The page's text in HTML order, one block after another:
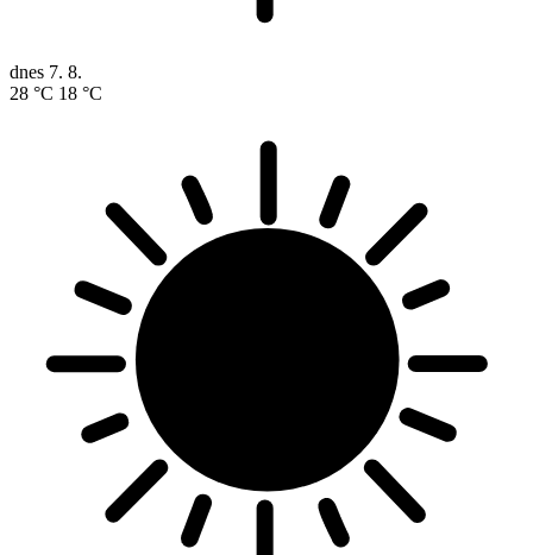
dnes 7. 8.
28 °C 18 °C